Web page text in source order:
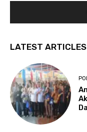
LATEST ARTICLES